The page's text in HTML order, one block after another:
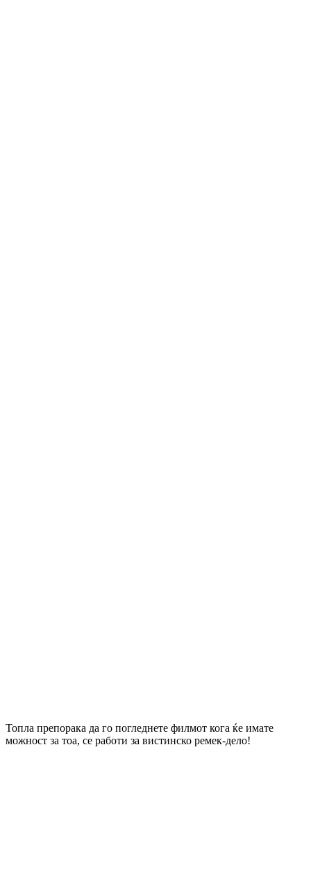
Топла препорака да го погледнете филмот кога ќе имате
можност за тоа, се работи за вистинско ремек-дело!